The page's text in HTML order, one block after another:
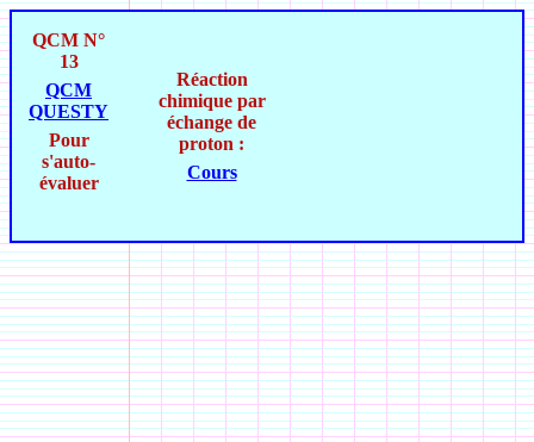
QCM N°
13
QCM
QUESTY
Pour
s'auto-
évaluer
Réaction
chimique par
échange de
proton :
Cours